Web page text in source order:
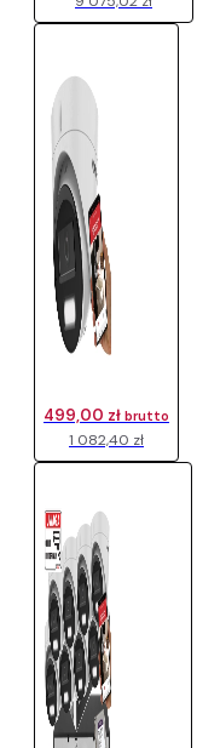
1 082,40 zł
499,00 zł brutto